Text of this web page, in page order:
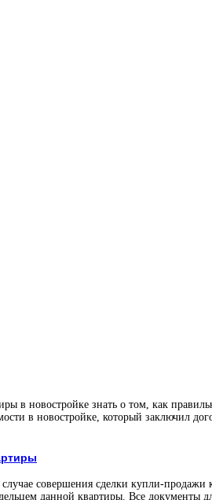
в новостройке знать о том, как
в новостройке, который заключил
совершения сделки купли-продажи
данной квартиры. Все документы